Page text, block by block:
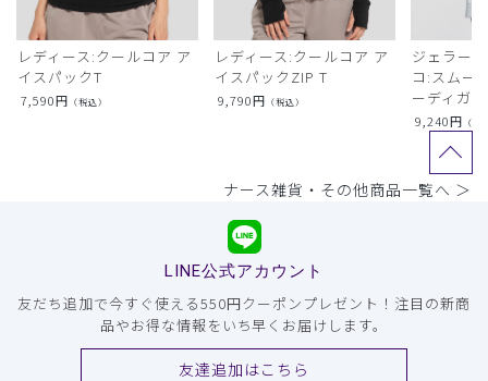
レディース:クールコア ア
イスパックT
7,590円 （税込）
レディース:クールコア ア
イスパックZIP T
9,790円 （税込）
ジェラー
コ:スムー
ーディガン
9,240円 （税
ナース雑貨・その他商品一覧へ ＞
LINE公式アカウント
友だち追加で今すぐ使える550円クーポンプレゼント！注目の新商
品やお得な情報をいち早くお届けします。
友達追加はこちら